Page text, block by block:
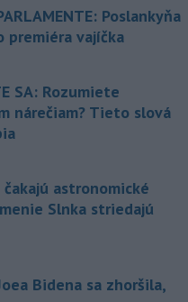
Poslankyňa
premiéra vajíčka
SA: Rozumiete
nárečiam? Tieto slová
astronomické
Slnka striedajú
Bidena sa zhoršila,